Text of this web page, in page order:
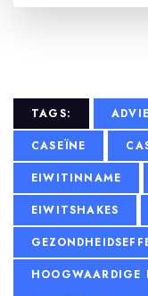
TAGS:
CASEÏNE
EIWITINNAME
EIWITSHAKES
HOOGWAARDIGE